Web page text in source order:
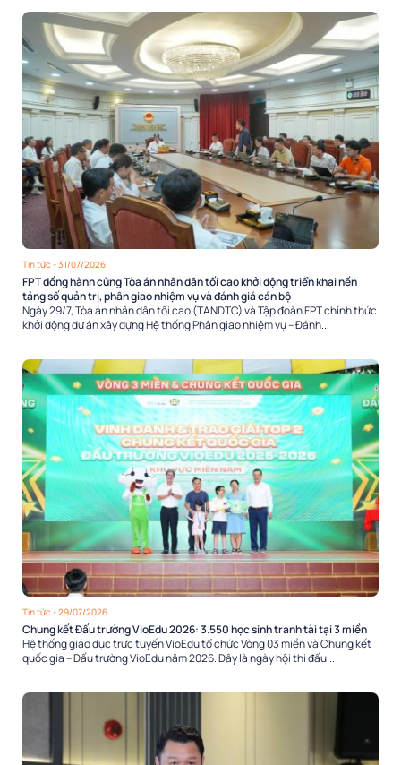
Tin tức - 31/07/2026
FPT đồng hành cùng Tòa án nhân dân tối cao khởi động triển khai nền
tảng số quản trị, phân giao nhiệm vụ và đánh giá cán bộ
Ngày 29/7, Tòa án nhân dân tối cao (TANDTC) và Tập đoàn FPT chính thức
khởi động dự án xây dựng Hệ thống Phân giao nhiệm vụ – Đánh...
Tin tức - 29/07/2026
Chung kết Đấu trường VioEdu 2026: 3.550 học sinh tranh tài tại 3 miền
Hệ thống giáo dục trực tuyến VioEdu tổ chức Vòng 03 miền và Chung kết
quốc gia – Đấu trường VioEdu năm 2026. Đây là ngày hội thi đấu...